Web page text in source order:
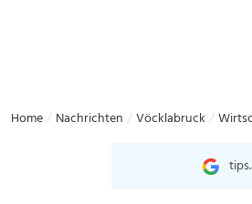
Home Nachrichten Vöcklabruck